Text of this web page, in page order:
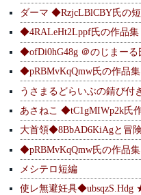
ダーマ ◆RzjcLBlCBY氏の
◆4RALeHt2Lppf氏の作品集
◆ofDi0hG48g ＠のじまーる
◆pRBMvKqQmw氏の作品集
うさまるどらいぶの錆び付
あさねこ ◆tC1gMIWp2k氏
大首領◆8BbAD6KiAgと冒
◆pRBMvKqQmw氏の作品集
メシテロ短編
使レ無避妊具◆ubsqzS.Hdg